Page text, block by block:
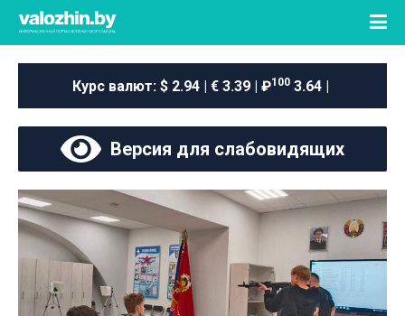
Курс валют: $ 2.94 | € 3.39 | ₽100 3.64 |
Версия для слабовидящих